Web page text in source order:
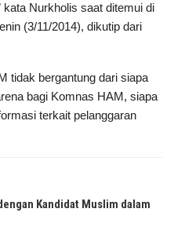
Nurkholis saat ditemui di
(3/11/2014), dikutip dari
tidak bergantung dari siapa
bagi Komnas HAM, siapa
terkait pelanggaran
Kandidat Muslim dalam